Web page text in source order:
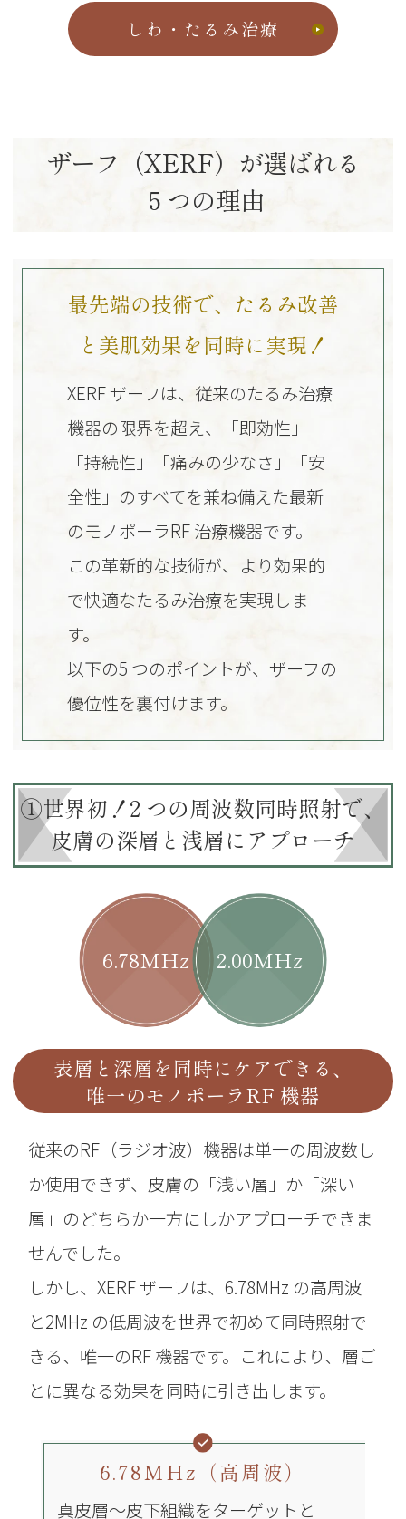
しわ・たるみ治療
ザーフ（XERF）が選ばれる
５つの理由
最先端の技術で、たるみ改善
と美肌効果を同時に実現！
XERF ザーフは、従来のたるみ治療
機器の限界を超え、「即効性」
「持続性」「痛みの少なさ」「安
全性」のすべてを兼ね備えた最新
のモノポーラRF 治療機器です。
この革新的な技術が、より効果的
で快適なたるみ治療を実現しま
す。
以下の5 つのポイントが、ザーフの
優位性を裏付けます。
①世界初！2 つの周波数同時照射で、
皮膚の深層と浅層にアプローチ
6.78MHz 2.00MHz
表層と深層を同時にケアできる、
唯一のモノポーラRF 機器
従来のRF（ラジオ波）機器は単一の周波数し
か使用できず、 皮膚の「浅い層」か「深い
層」のどちらか一方にしかアプローチできま
せんでした。
しかし、XERF ザーフは、6.78MHz の高周波
と2MHz の低周波を世界で初めて同時照射で
きる、 唯一のRF 機器です。これにより、層ご
とに異なる効果を同時に引き出します。
6.78MHz（高周波）
真皮層～皮下組織をターゲットと